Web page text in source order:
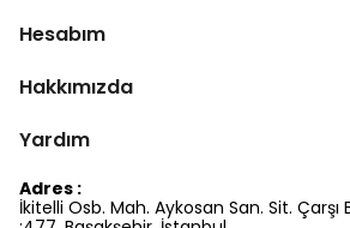
Hesabım
Hakkımızda
Yardım
Adres :
İkitelli Osb. Mah. Aykosan San. Sit. Çarşı